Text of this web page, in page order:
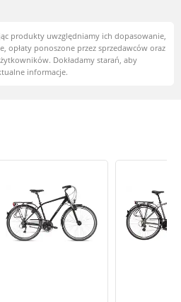
produkty uwzględniamy ich dopasowanie,
opłaty ponoszone przez sprzedawców oraz
Dokładamy starań, aby
informacje.